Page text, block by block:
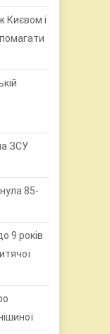
Києвом і
ЗСУ
85-
9 років